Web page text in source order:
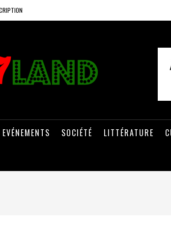
EVÉNEMENTS SOCIÉTÉ LITTÉRATURE